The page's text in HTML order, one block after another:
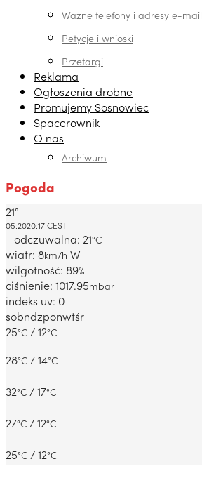
Ważne telefony i adresy e-mail
Petycje i wnioski
Przetargi
Reklama
Ogłoszenia drobne
Promujemy Sosnowiec
Spacerownik
O nas
Archiwum
Pogoda
Dabrowa Gornicza, PL
21°
05:2020:17 CEST
odczuwalna: 21°C
wiatr: 8km/h W
wilgotność: 89%
ciśnienie: 1017.95mbar
indeks uv: 0
sobndzponwtśr
25°C / 12°C
28°C / 14°C
32°C / 17°C
27°C / 12°C
25°C / 12°C